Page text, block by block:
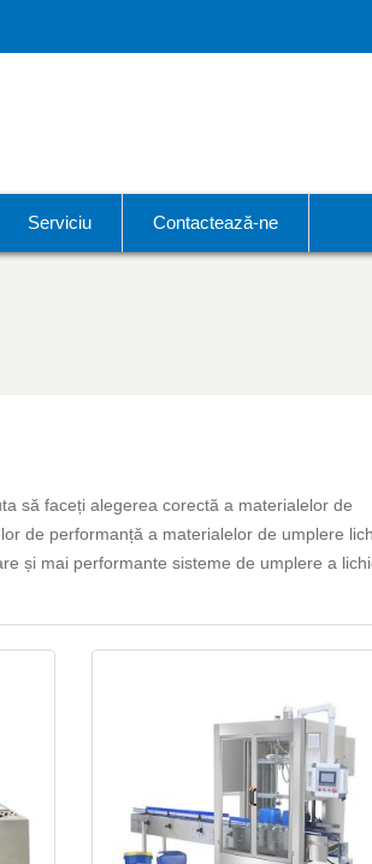
Serviciu Contactează-ne
să faceți alegerea corectă a materialelor de
de performanță a materialelor de umplere
și mai performante sisteme de umplere a